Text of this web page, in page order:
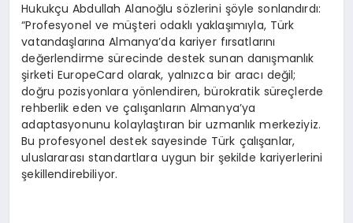
Hukukçu Abdullah Alanoğlu sözlerini şöyle sonlandırdı:
“Profesyonel ve müşteri odaklı yaklaşımıyla, Türk
vatandaşlarına Almanya’da kariyer fırsatlarını
değerlendirme sürecinde destek sunan danışmanlık
şirketi EuropeCard olarak, yalnızca bir aracı değil;
doğru pozisyonlara yönlendiren, bürokratik süreçlerde
rehberlik eden ve çalışanların Almanya’ya
adaptasyonunu kolaylaştıran bir uzmanlık merkeziyiz.
Bu profesyonel destek sayesinde Türk çalışanlar,
uluslararası standartlara uygun bir şekilde kariyerlerini
şekillendirebiliyor.